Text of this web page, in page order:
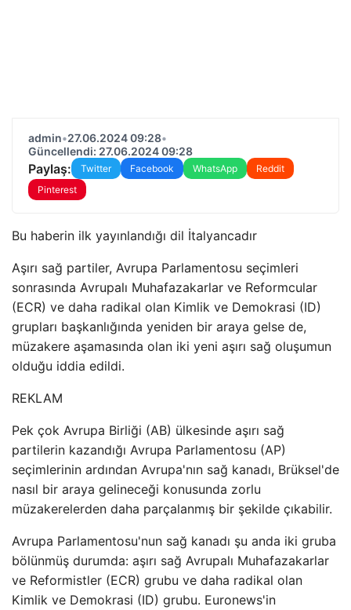
admin•27.06.2024 09:28•
Güncellendi: 27.06.2024 09:28
Paylaş: Twitter Facebook WhatsApp
Reddit
Pinterest
Bu haberin ilk yayınlandığı dil İtalyancadır
Aşırı sağ partiler, Avrupa Parlamentosu seçimleri
sonrasında Avrupalı ​​Muhafazakarlar ve Reformcular
(ECR) ve daha radikal olan Kimlik ve Demokrasi (ID)
grupları başkanlığında yeniden bir araya gelse de,
müzakere aşamasında olan iki yeni aşırı sağ oluşumun
olduğu iddia edildi.
REKLAM
Pek çok Avrupa Birliği (AB) ülkesinde aşırı sağ
partilerin kazandığı Avrupa Parlamentosu (AP)
seçimlerinin ardından Avrupa'nın sağ kanadı, Brüksel'de
nasıl bir araya gelineceği konusunda zorlu
müzakerelerden daha parçalanmış bir şekilde çıkabilir.
Avrupa Parlamentosu'nun sağ kanadı şu anda iki gruba
bölünmüş durumda: aşırı sağ Avrupalı ​​Muhafazakarlar
ve Reformistler (ECR) grubu ve daha radikal olan
Kimlik ve Demokrasi (ID) grubu. Euronews'in